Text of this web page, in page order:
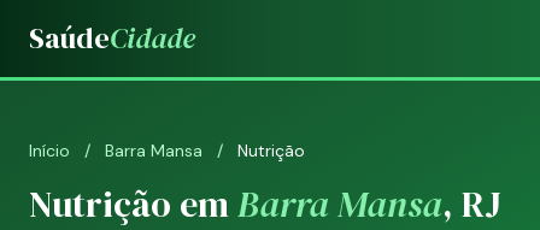
SaúdeCidade
Início / Barra Mansa / Nutrição
Nutrição emBarra Mansa, RJ